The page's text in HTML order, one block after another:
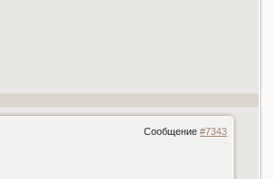
Сообщение#7343